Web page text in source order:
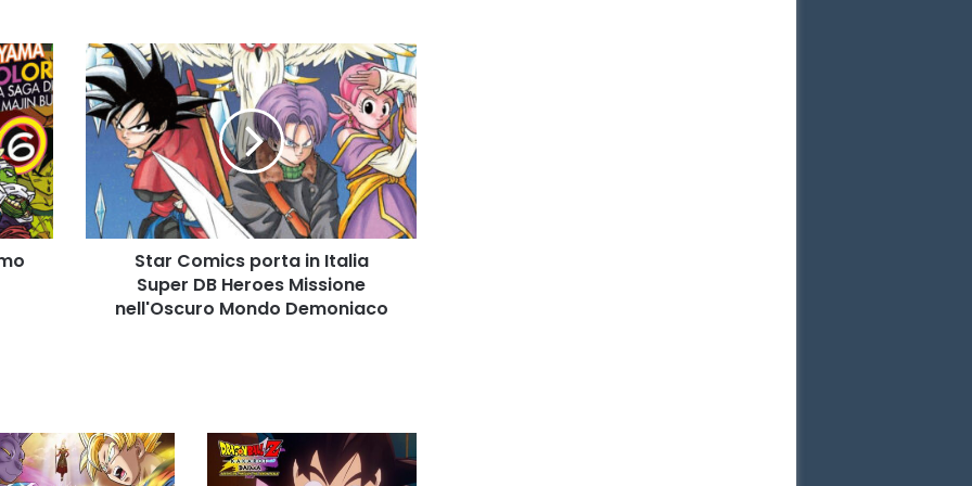
Star
Comics
porta
in
Italia
Super
DB
Heroes
Missione
nell'Oscuro
Demoniaco
Star Comics porta in Italia
Super DB Heroes Missione
nell'Oscuro Mondo Demoniaco